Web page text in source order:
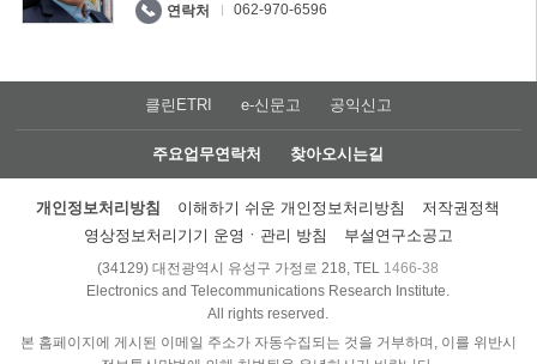
연락처 062-970-6596
클린ETRI e-신문고 공익신고
주요업무연락처 찾아오시는길
개인정보처리방침 이해하기 쉬운 개인정보처리방침
저작권정책
영상정보처리기기 운영ㆍ관리 방침
부설연구소공고
(34129) 대전광역시 유성구 가정로 218, TEL 1466-38
Electronics and Telecommunications Research Institute.
All rights reserved.
본 홈페이지에 게시된 이메일 주소가 자동수집되는 것을 거부하며, 이를 위반시